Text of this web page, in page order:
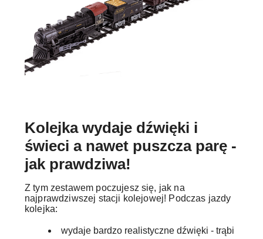
Kolejka wydaje dźwięki i
świeci a nawet puszcza parę -
jak prawdziwa!
Z tym zestawem poczujesz się, jak na
najprawdziwszej stacji kolejowej! Podczas jazdy
kolejka:
wydaje bardzo realistyczne dźwięki - trąbi